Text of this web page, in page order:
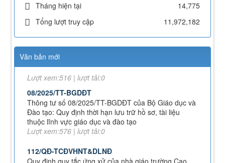
Tháng hiện tại
14,775
Tổng lượt truy cập
11,972,182
Văn bản mới
lĩnh vực giáo dục, đào tạo
Lượt xem:353 | lượt tải:231
phát triển giáo dục và đào tạo
Lượt xem:516 | lượt tải:0
08/2025/TT-BGDĐT
Đào tạo: Quy định thời hạn lưu trữ hồ sơ, tài liệu
thuộc lĩnh vực giáo dục và đào tạo
Lượt xem:576 | lượt tải:0
112/QĐ-TCĐVHNT&DLNĐ
đẳng VHNT&DL Nam Định